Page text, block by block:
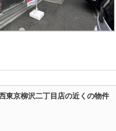
東京柳沢二丁目店の近くの物件